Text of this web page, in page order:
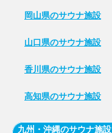
岡山県のサウナ施設
山口県のサウナ施設
香川県のサウナ施設
高知県のサウナ施設
九州・沖縄のサウナ施設